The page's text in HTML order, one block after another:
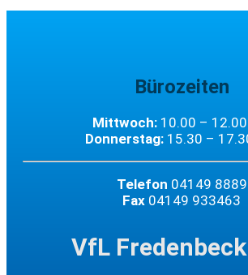
Bürozeiten
Mittwoch:10.00 – 12.00
Donnerstag: 15.30 –
Telefon 04149 8889
Fax 04149 933463
VfL Fredenbeck